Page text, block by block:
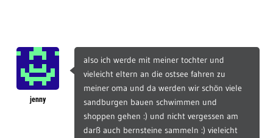
jenny
also ich werde mit meiner tochter und
vieleicht eltern an die ostsee fahren zu
meiner oma und da werden wir schön viele
sandburgen bauen schwimmen und
shoppen gehen :) und nicht vergessen am
darß auch bernsteine sammeln :) vieleicht